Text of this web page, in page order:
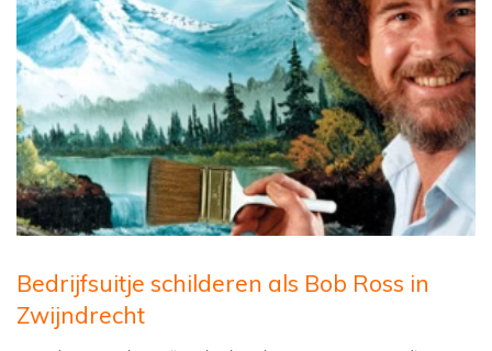
Bedrijfsuitje schilderen als Bob Ross in
Zwijndrecht